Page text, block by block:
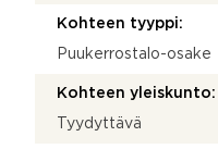
Kohteen tyyppi:
Puukerrostalo-osake
Kohteen yleiskunto:
Tyydyttävä